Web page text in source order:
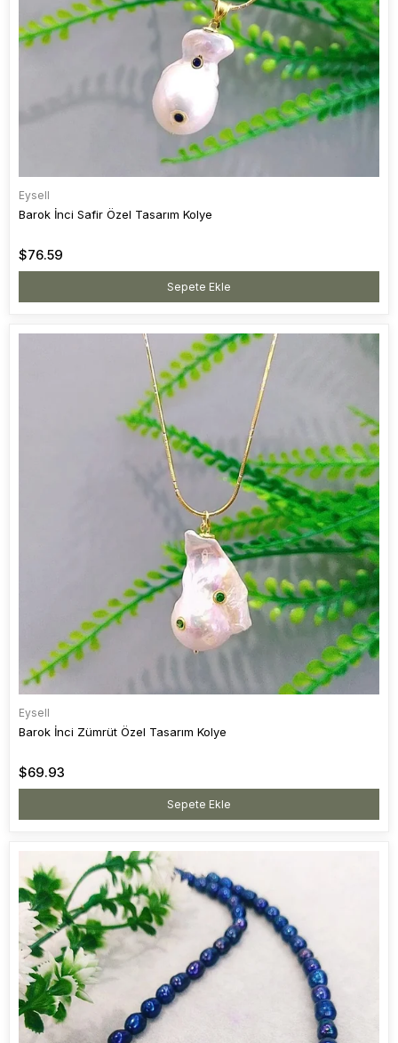
Eysell
Barok İnci Safir Özel Tasarım Kolye
$76.59
Sepete Ekle
Eysell
Barok İnci Zümrüt Özel Tasarım Kolye
$69.93
Sepete Ekle